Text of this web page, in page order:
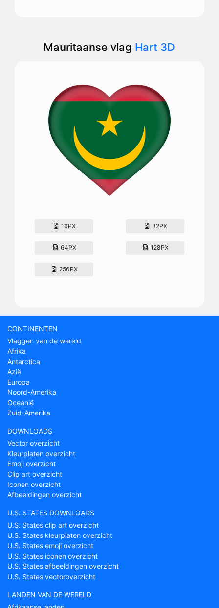
Mauritaanse vlag Hart 3D
16PX 32PX
64PX 128PX
256PX
CONTINENTEN
Vlaggen van de wereld
Afrika
Antarctica
Azië
Europa
Noord-Amerika
Oceanië
Zuid-Amerika
DOWNLOADS
Vector overzicht
Kleurplaten overzicht
Emoji overzicht
Clip art overzicht
Iconen overzicht
Afbeeldingen overzicht
U.S. STATES DOWNLOADS
U.S. States clip art overzicht
U.S. States kleurplaten overzicht
U.S. States emoji overzicht
U.S. States iconen overzicht
U.S. States afbeeldingen overzicht
U.S. States vectoroverzicht
LANDEN VAN DE WERELD